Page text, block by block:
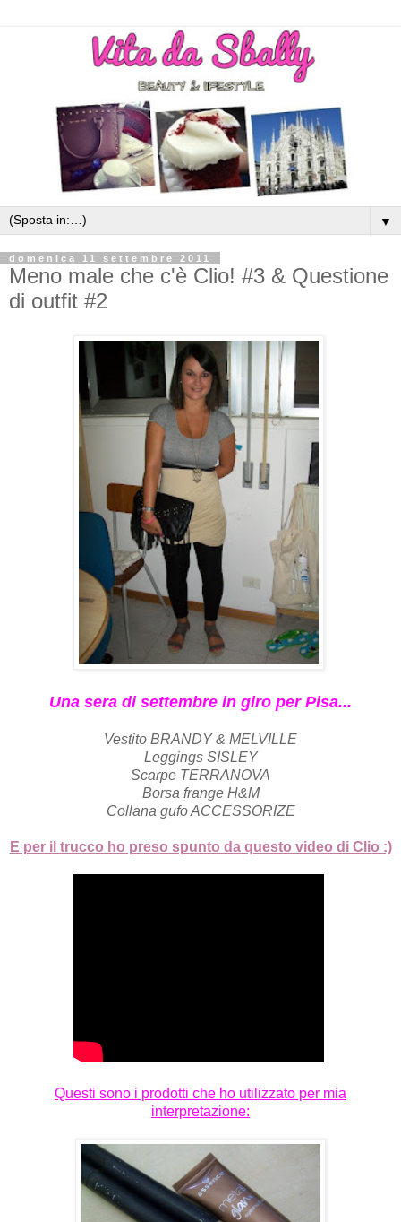
▼
domenica 11 settembre 2011
Meno male che c'è Clio! #3 & Questione
di outfit #2
Una sera di settembre in giro per Pisa...
Vestito BRANDY & MELVILLE
Leggings SISLEY
Scarpe TERRANOVA
Borsa frange H&M
Collana gufo ACCESSORIZE
E per il trucco ho preso spunto da questo video di Clio :)
Questi sono i prodotti che ho utilizzato per mia
interpretazione: